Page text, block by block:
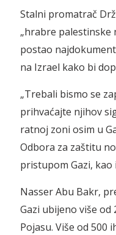
Stalni promatrač
„hrabre palestinske
postao
na Izrael kako bi
„Trebali bismo se
prihvaćajte njihov
ratnoj zoni osim u
Odbora za zaštitu
pristupom Gazi,
Nasser Abu Bakr,
Gazi ubijeno više
Pojasu. Više od 500